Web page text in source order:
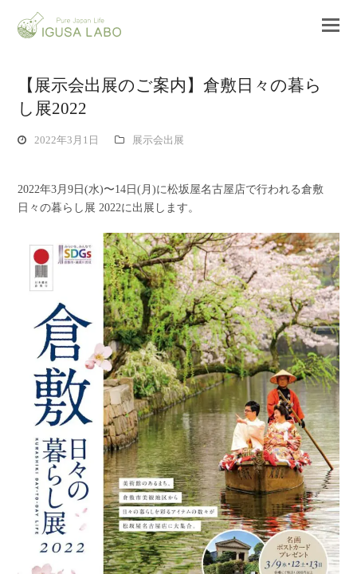
【展示会出展のご案内】倉敷日々の暮ら
し展2022
2022年3月1日 展示会出展
2022年3月9日(水)〜14日(月)に松坂屋名古屋店で行われる倉敷
日々の暮らし展 2022に出展します。